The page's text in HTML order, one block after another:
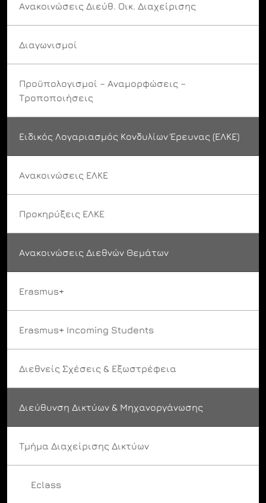
Ανακοινώσεις Διεύθ. Οικ. Διαχείρισης
Διαγωνισμοί
Προϋπολογισμοί – Αναμορφώσεις –
Τροποποιήσεις
Ειδικός Λογαριασμός Κονδυλίων Έρευνας (ΕΛΚΕ)
Ανακοινώσεις ΕΛΚΕ
Προκηρύξεις ΕΛΚΕ
Ανακοινώσεις Διεθνών Θεμάτων
Erasmus+
Erasmus+ Incoming Students
Διεθνείς Σχέσεις & Εξωστρέφεια
Διεύθυνση Δικτύων & Μηχανοργάνωσης
Τμήμα Διαχείρισης Δικτύων
Eclass